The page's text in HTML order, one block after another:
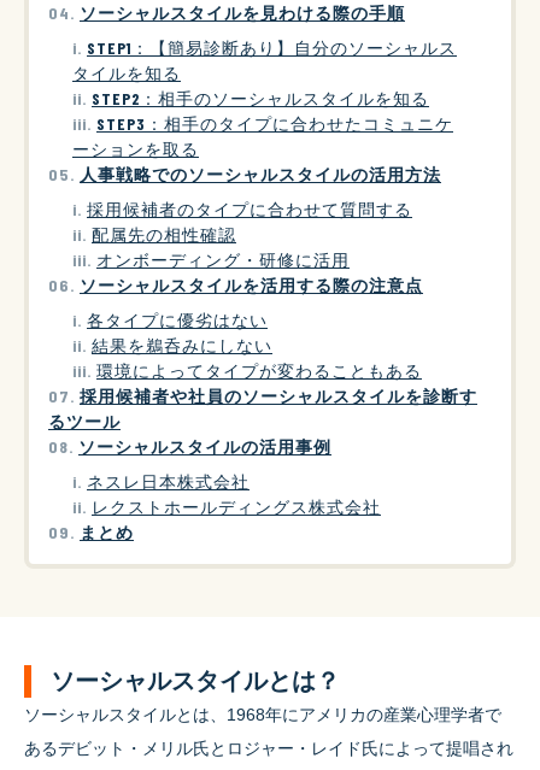
ソーシャルスタイルを見わける際の手順
STEP1：【簡易診断あり】自分のソーシャルス
タイルを知る
STEP2：相手のソーシャルスタイルを知る
STEP3：相手のタイプに合わせたコミュニケ
ーションを取る
人事戦略でのソーシャルスタイルの活用方法
採用候補者のタイプに合わせて質問する
配属先の相性確認
オンボーディング・研修に活用
ソーシャルスタイルを活用する際の注意点
各タイプに優劣はない
結果を鵜呑みにしない
環境によってタイプが変わることもある
採用候補者や社員のソーシャルスタイルを診断す
るツール
ソーシャルスタイルの活用事例
ネスレ日本株式会社
レクストホールディングス株式会社
まとめ
ソーシャルスタイルとは？
ソーシャルスタイルとは、1968年にアメリカの産業心理学者で
あるデビット・メリル氏とロジャー・レイド氏によって提唱され